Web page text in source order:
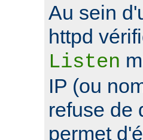
Au sein
httpd
Listen
IP (ou
refuse de
permet